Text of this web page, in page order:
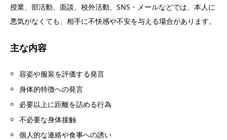
授業、部活動、面談、校外活動、SNS・メールなどでは、本人に
悪気がなくても、相手に不快感や不安を与える場合があります。
主な内容
容姿や服装を評価する発言
身体的特徴への発言
必要以上に距離を詰める行為
不必要な身体接触
個人的な連絡や食事への誘い